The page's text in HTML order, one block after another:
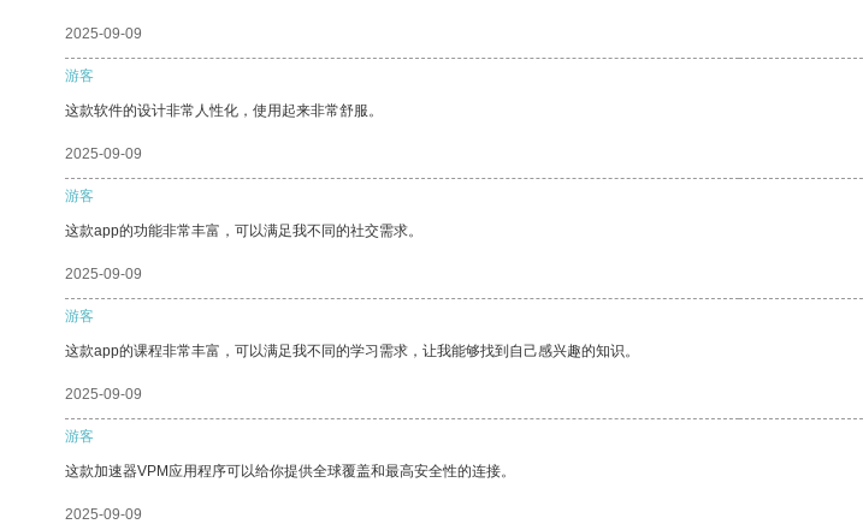
2025-09-09
游客
这款软件的设计非常人性化，使用起来非常舒服。
2025-09-09
游客
这款app的功能非常丰富，可以满足我不同的社交需求。
2025-09-09
游客
这款app的课程非常丰富，可以满足我不同的学习需求，让我能够找到自己感兴趣的知识。
2025-09-09
游客
这款加速器VPM应用程序可以给你提供全球覆盖和最高安全性的连接。
2025-09-09